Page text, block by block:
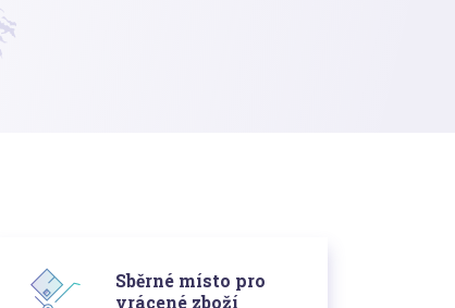
Sběrné místo pro
vrácené zboží